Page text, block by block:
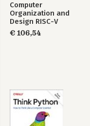
Computer
Organization and
Design RISC-V
Edition
€ 106,54